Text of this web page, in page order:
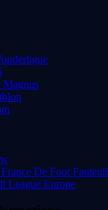
Magnus
De Foot Fauteuil
League Europe